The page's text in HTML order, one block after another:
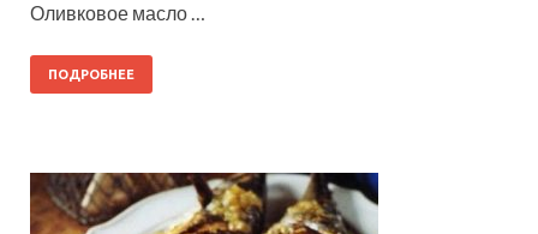
Оливковое масло …
ПОДРОБНЕЕ